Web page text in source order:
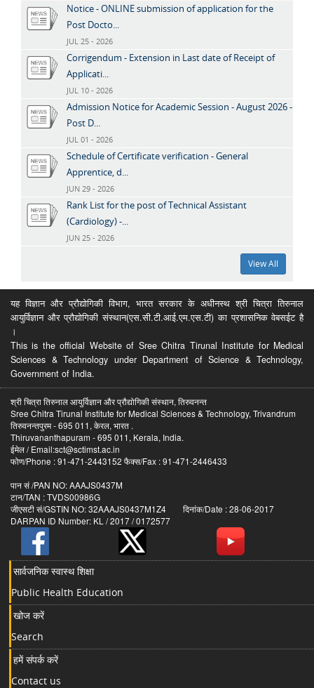
Notice - ONLINE submission of application for the
Post Docto...
JUL 25 - 2026
Corrigendum - Extension in Last date of Receipt of
Applicati...
JUL 10 - 2026
Admission Notice for Academic Session - August 2026 -
Post D...
JUL 01 - 2026
Schedule of Certificate verification - General
Apprentice, d...
JUN 29 - 2026
Rank List for the post of Technical Assistant
(Cardiology) -...
JUN 25 - 2026
View All
यह विज्ञान और प्रौद्योगिकी विभाग, भारत सरकार के अधीनस्थ श्री चित्रा तिरुनाल
आयुर्विज्ञान और प्रौद्योगिकी संस्थान(एस.सी.टी.आई.एम.एस.टी) का प्रशासनिक वेबसईट है
।
This is the official Website of Sree Chitra Tirunal Institute for Medical
Sciences & Technology under Department of Science & Technology,
Government of India.
श्री चित्रा तिरुनाल आयुर्विज्ञान और प्रौद्योगिकी संस्थान, तिरुवनन्त
Sree Chitra Tirunal Institute for Medical Sciences & Technology, Trivandrum
तिरुवनन्तपुरम - 695 011, केरल, भारत .
Thiruvananthapuram - 695 011, Kerala, India.
ईमेल / Email:sct@sctimst.ac.in
फोण/Phone : 91-471-2443152 फैक्स/Fax : 91-471-2446433
पान सं /PAN NO: AAAJS0437M
टान/TAN : TVDS00986G
जीएसटी सं/GSTIN NO: 32AAAJS0437M1Z4 दिनांक/Date : 28-06-2017
DARPAN ID Number: KL / 2017 / 0172577
सार्वजनिक स्वास्थ शिक्षा
Public Health Education
खोज करें
Search
हमें संपर्क करें
Contact us